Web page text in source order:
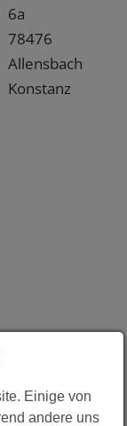
6a
78476
Allensbach
Konstanz
Einige von
andere uns